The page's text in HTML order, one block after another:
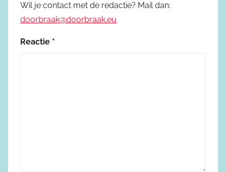
Wil je contact met de redactie? Mail dan:
doorbraak@doorbraak.eu
Reactie *